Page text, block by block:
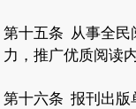
第十五条 从事全民
力，推广优质阅读
第十六条 报刊出版